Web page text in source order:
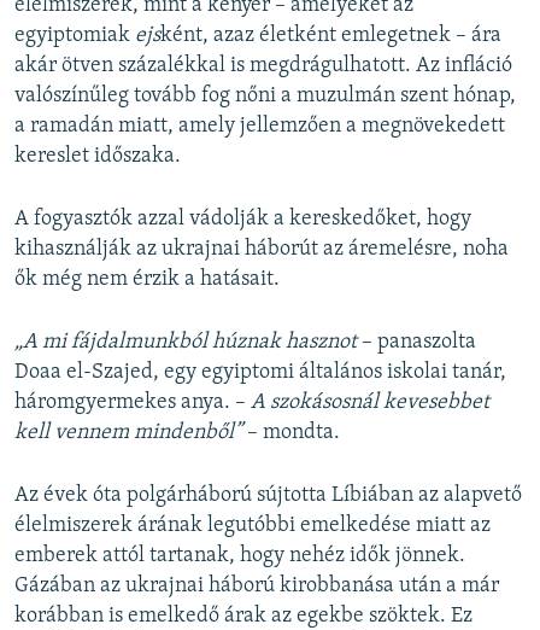
élelmiszerek, mint a kenyér – amelyeket az
egyiptomiak ejsként, azaz életként emlegetnek – ára
akár ötven százalékkal is megdrágulhatott. Az infláció
valószínűleg tovább fog nőni a muzulmán szent hónap,
a ramadán miatt, amely jellemzően a megnövekedett
kereslet időszaka.
A fogyasztók azzal vádolják a kereskedőket, hogy
kihasználják az ukrajnai háborút az áremelésre, noha
ők még nem érzik a hatásait.
„A mi fájdalmunkból húznak hasznot– panaszolta
Doaa el-Szajed, egy egyiptomi általános iskolai tanár,
háromgyermekes anya. – A szokásosnál kevesebbet
kell vennem mindenből”– mondta.
Az évek óta polgárháború sújtotta Líbiában az alapvető
élelmiszerek árának legutóbbi emelkedése miatt az
emberek attól tartanak, hogy nehéz idők jönnek.
Gázában az ukrajnai háború kirobbanása után a már
korábban is emelkedő árak az egekbe szöktek. Ez